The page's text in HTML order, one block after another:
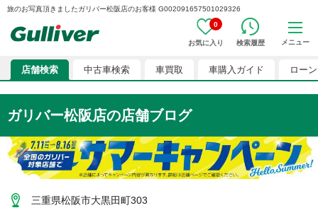
旅のお写真頂きましたガリバー松阪店のお客様 G002091657501029326
0
お気に入り 検索履歴 メニュー
店舗検索 中古車検索 車買取 車購入ガイド ローン
ガリバー松阪店の店舗ブログ
三重県松阪市大黒田町303